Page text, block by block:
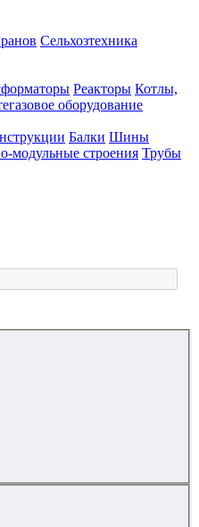
Сельхозтехника
Реакторы Котлы,
оборудование
Балки Шины
модульные строения Трубы